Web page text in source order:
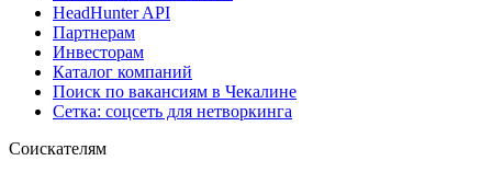
HeadHunter API
Партнерам
Инвесторам
Каталог компаний
Поиск по вакансиям в Чекалине
Сетка: соцсеть для нетворкинга
Соискателям